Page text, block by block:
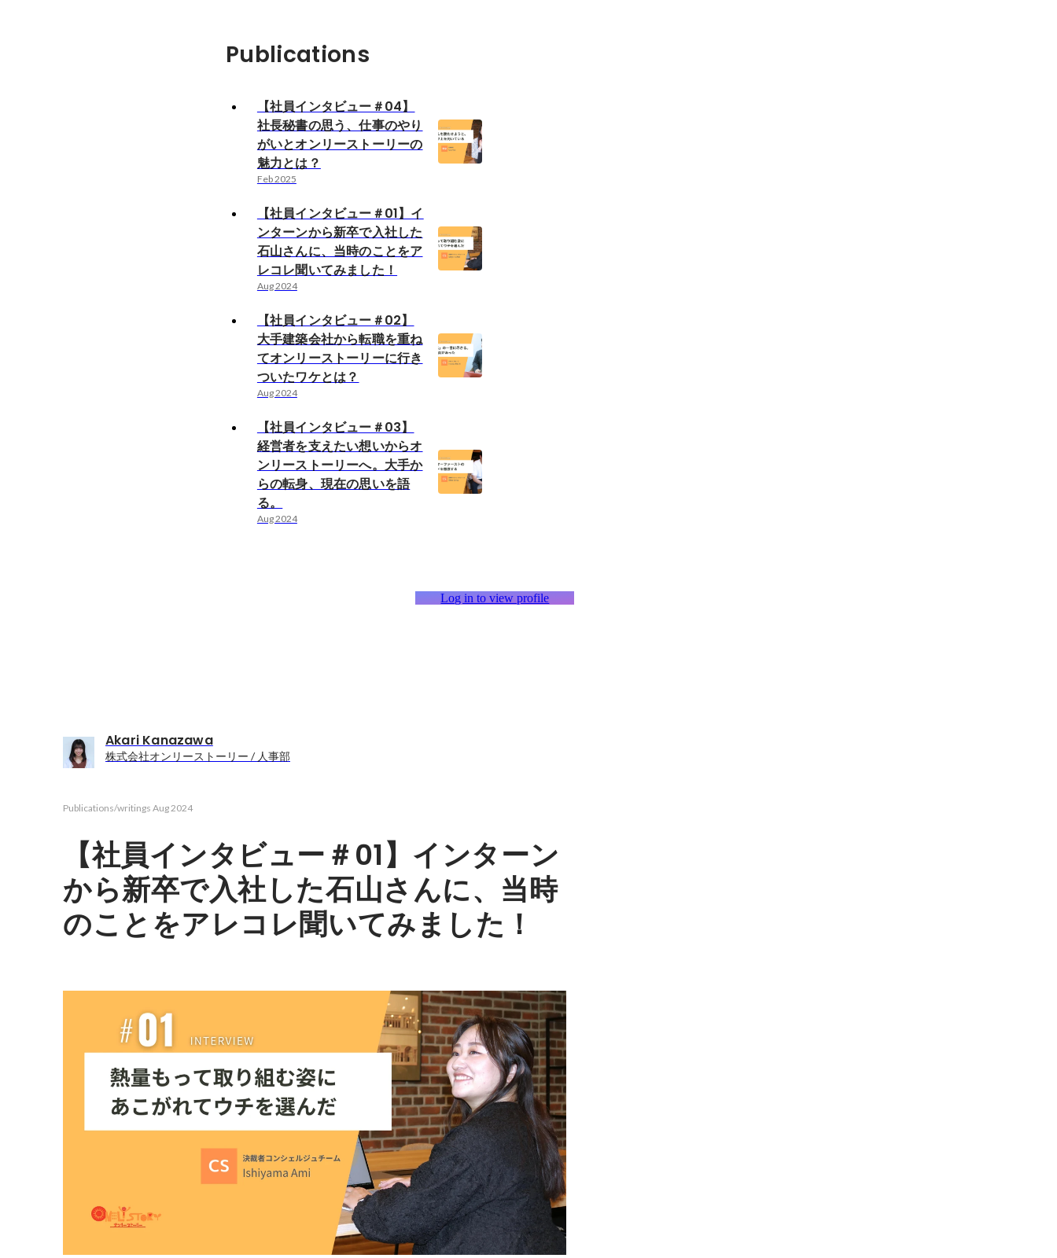
Publications
【社員インタビュー＃04】
社長秘書の思う、仕事のやり
がいとオンリーストーリーの
魅力とは？
Feb 2025
【社員インタビュー＃01】イ
ンターンから新卒で入社した
石山さんに、当時のことをア
レコレ聞いてみました！
Aug 2024
【社員インタビュー＃02】
大手建築会社から転職を重ね
てオンリーストーリーに行き
ついたワケとは？
Aug 2024
【社員インタビュー＃03】
経営者を支えたい想いからオ
ンリーストーリーへ。大手か
らの転身、現在の思いを語
る。
Aug 2024
Log in to view profile
Akari Kanazawa
株式会社オンリーストーリー / 人事部
Publications/writings Aug 2024
【社員インタビュー＃01】インターン
から新卒で入社した石山さんに、当時
のことをアレコレ聞いてみました！